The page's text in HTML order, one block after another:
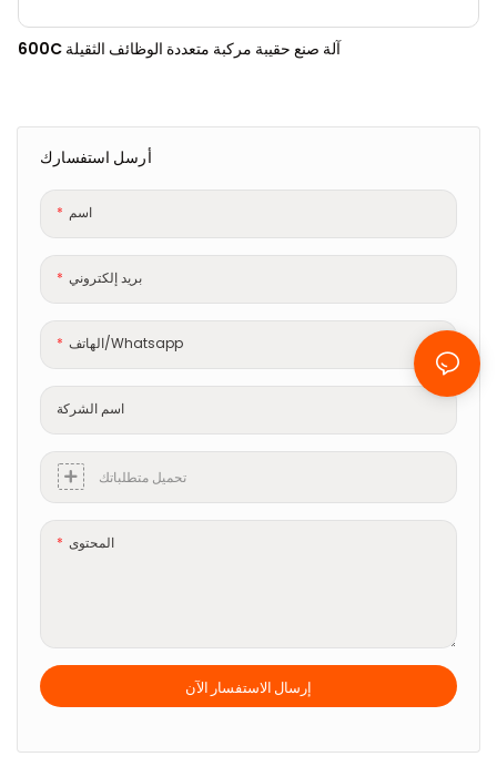
أرسل استفسارك
اسم
بريد إلكتروني
الهاتف/whatsapp
اسم الشركة
تحميل متطلباتك
المحتوى
إرسال الاستفسار الآن
600C آلة صنع حقيبة مركبة متعددة الوظائف الثقيلة